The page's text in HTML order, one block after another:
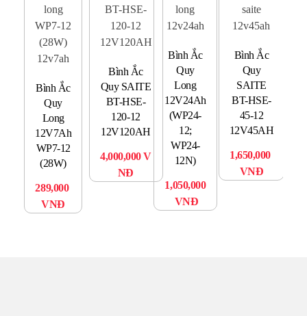
Bình Ắc
Quy
Long
12V7Ah
WP7-12
(28W)
289,000
VNĐ
Bình Ắc
Quy SAITE
BT-HSE-
120-12
12V120AH
4,000,000V
NĐ
Bình Ắc
Quy
Long
12V24Ah
(WP24-
12;
WP24-
12N)
1,050,000
VNĐ
Bình Ắc
Quy
SAITE
BT-HSE-
45-12
12V45AH
1,650,000
VNĐ